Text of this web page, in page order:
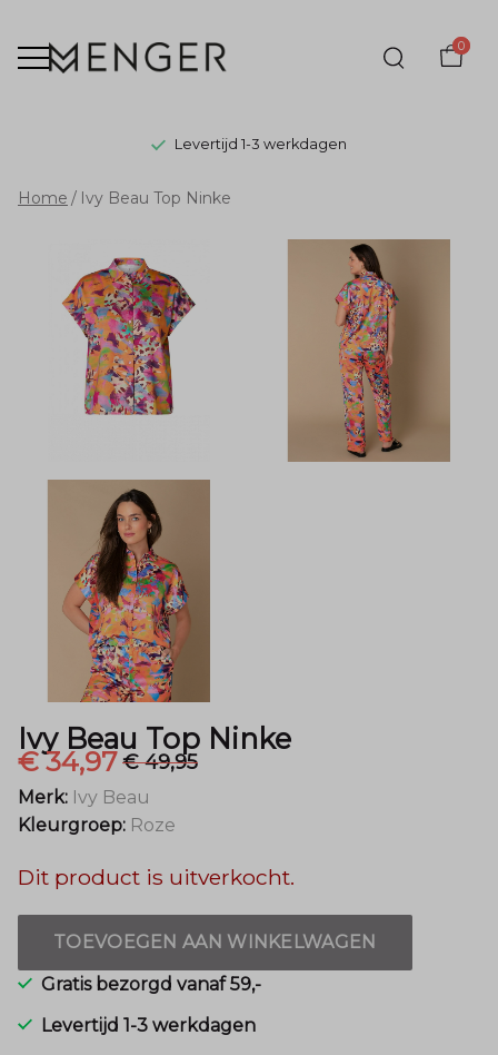
0
Levertijd 1-3 werkdagen
Ivy
Beau
Top
Ninke
Menger
Mode
Home Ivy Beau Top Ninke
Ivy Beau Top Ninke
€ 34,97€ 49,95
Merk: Ivy Beau
Kleurgroep: Roze
Dit product is uitverkocht.
TOEVOEGEN AAN WINKELWAGEN
Gratis bezorgd vanaf 59,-
Levertijd 1-3 werkdagen